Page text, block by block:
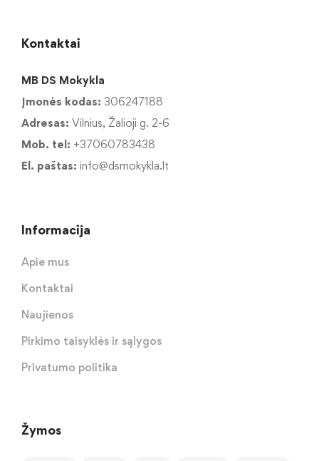
Kontaktai
MB DS Mokykla
Įmonės kodas: 306247188
Adresas: Vilnius, Žalioji g. 2-6
Mob. tel: +37060783438
El. paštas: info@dsmokykla.lt
Informacija
Apie mus
Kontaktai
Naujienos
Pirkimo taisyklės ir sąlygos
Privatumo politika
Žymos